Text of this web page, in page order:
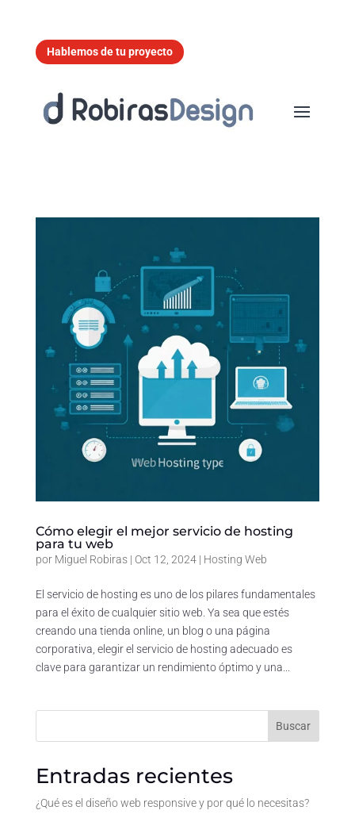
Hablemos de tu proyecto
Cómo elegir el mejor servicio de hosting
para tu web
por Miguel Robiras| Oct 12, 2024| Hosting Web
El servicio de hosting es uno de los pilares fundamentales
para el éxito de cualquier sitio web. Ya sea que estés
creando una tienda online, un blog o una página
corporativa, elegir el servicio de hosting adecuado es
clave para garantizar un rendimiento óptimo y una...
Buscar
Entradas recientes
¿Qué es el diseño web responsive y por qué lo necesitas?